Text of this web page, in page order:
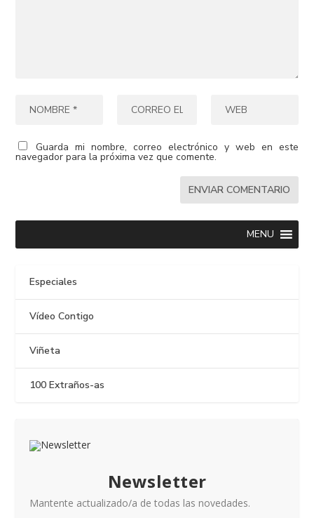
Guarda mi nombre, correo electrónico y web en este
navegador para la próxima vez que comente.
MENU
Especiales
Vídeo Contigo
Viñeta
100 Extraños-as
Newsletter
Mantente actualizado/a de todas las novedades.